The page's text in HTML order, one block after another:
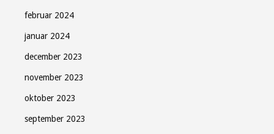
februar 2024
januar 2024
december 2023
november 2023
oktober 2023
september 2023